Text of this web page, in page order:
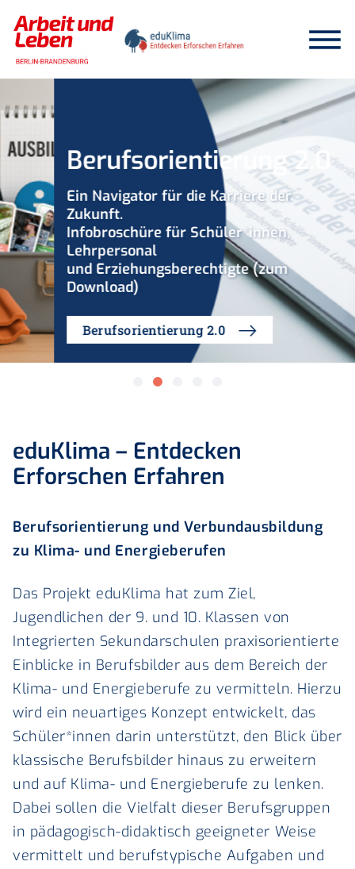
content
Menu
Berufsorientierung 2.0
Ein Navigator für die Karriere der
Zukunft.
Infobroschüre für Schüler*innen,
Lehrpersonal
und Erziehungsberechtigte (zum
Download)
Berufsorientierung 2.0
eduKlima – Entdecken
Erforschen Erfahren
Berufsorientierung und Verbundausbildung
zu Klima- und Energieberufen
Das Projekt eduKlima hat zum Ziel,
Jugendlichen der 9. und 10. Klassen von
Integrierten Sekundarschulen praxisorientierte
Einblicke in Berufsbilder aus dem Bereich der
Klima- und Energieberufe zu vermitteln. Hierzu
wird ein neuartiges Konzept entwickelt, das
Schüler*innen darin unterstützt, den Blick über
klassische Berufsbilder hinaus zu erweitern
und auf Klima- und Energieberufe zu lenken.
Dabei sollen die Vielfalt dieser Berufsgruppen
in pädagogisch-didaktisch geeigneter Weise
vermittelt und berufstypische Aufgaben und